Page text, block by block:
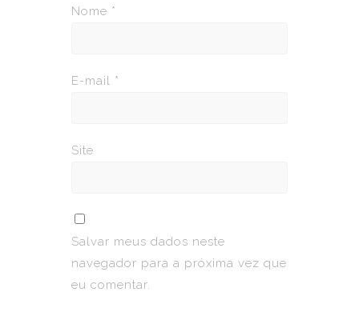
Nome *
E-mail *
Site
Salvar meus dados neste
navegador para a próxima vez que
eu comentar.